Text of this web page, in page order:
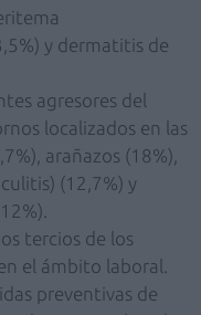
y dermatitis de
agresores del
localizados en las
arañazos (18%),
(12,7%) y
tercios de los
el ámbito laboral.
preventivas de